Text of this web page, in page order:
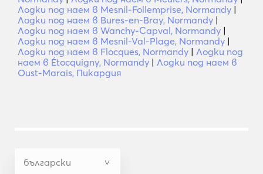
Лодки под наем в Mesnil-Follemprise, Normandy |
Лодки под наем в Bures-en-Bray, Normandy |
Лодки под наем в Wanchy-Capval, Normandy |
Лодки под наем в Mesnil-Val-Plage, Normandy |
Лодки под наем в Flocques, Normandy | Лодки под
наем в Étocquigny, Normandy | Лодки под наем в
Oust-Marais, Пикардия